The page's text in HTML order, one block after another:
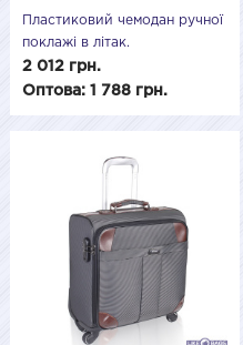
Пластиковий чемодан ручної
поклажі в літак.
2 012 грн.
Оптова: 1 788 грн.